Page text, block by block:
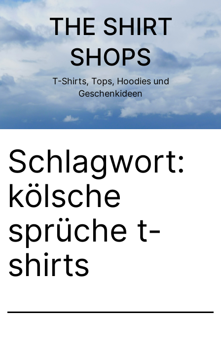
Zum
Inhalt
springen
THE SHIRT
SHOPS
T-Shirts, Tops, Hoodies und
Geschenkideen
Schlagwort:
kölsche
sprüche t-
shirts